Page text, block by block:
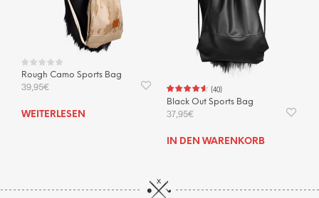
Rough Camo Sports Bag
39,95€
WEITERLESEN
(40)
Black Out Sports Bag
37,95€
IN DEN WARENKORB